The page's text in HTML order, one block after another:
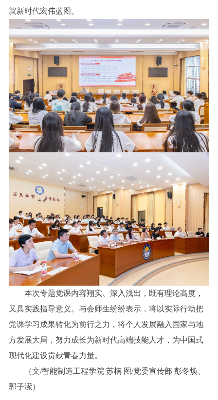
就新时代宏伟蓝图。
本次专题党课内容翔实、深入浅出，既有理论高度，
又具实践指导意义。与会师生纷纷表示，将以实际行动把
党课学习成果转化为前行之力，将个人发展融入国家与地
方发展大局，努力成长为新时代高端技能人才，为中国式
现代化建设贡献青春力量。
（文/智能制造工程学院 苏楠 图/党委宣传部 彭冬焕、
郭子潆）